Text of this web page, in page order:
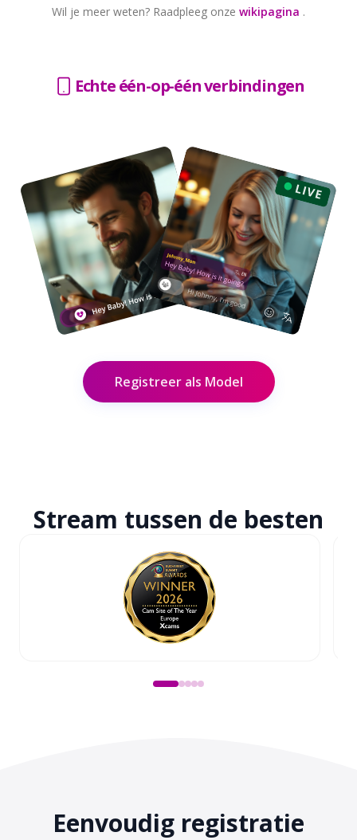
Wil je meer weten? Raadpleeg onze wikipagina .
Echte één-op-één verbindingen
Registreer als Model
Stream tussen de besten
Eenvoudig registratie